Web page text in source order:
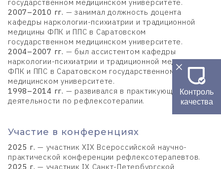
государственном медицинском университете.
2007–2010 гг. — занимал должность доцента
кафедры наркологии-психиатрии и традиционной
медицины ФПК и ППС в Саратовском
государственном медицинском университете.
2004–2007 гг. — был ассистентом кафедры
наркологии-психиатрии и традиционной медицины
ФПК и ППС в Саратовском государственном
медицинском университете.
1998–2014 гг. — развивался в практикующей
деятельности по рефлексотерапии.
Участие в конференциях
2025 г. — участник XIX Всероссийской научно-
практической конференции рефлексотерапевтов.
2025 г. — участник IX Санкт-Петербургской
Контроль
качества